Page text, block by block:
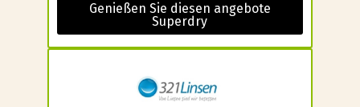
Genießen Sie diesen angebote
Superdry